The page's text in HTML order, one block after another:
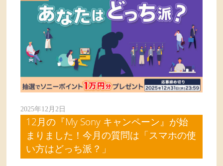
2025年12月2日
12月の『My Sony キャンペーン』が始
まりました！今月の質問は「スマホの使
い方はどっち派？」